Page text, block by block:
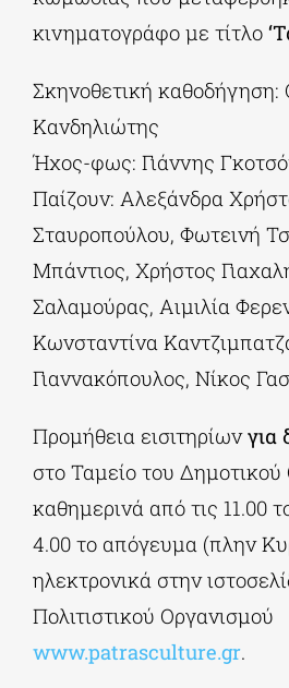
κινηματογράφο με τίτλο
Σκηνοθετική
Κανδηλιώτης
Ήχος-φως: Γιάννης
Παίζουν: Αλεξάνδρα
Σταυροπούλου, Φωτεινή
Μπάντιος, Χρήστος
Σαλαμούρας, Αιμιλία
Κωνσταντίνα
Γιαννακόπουλος, Νίκος
Προμήθεια εισιτηρίωνγια
στο Ταμείο του
καθημερινά από τις 11.00
4.00 το απόγευμα (πλην
ηλεκτρονικά στην
Πολιτιστικού Οργανισμού
www.patrasculture.gr.